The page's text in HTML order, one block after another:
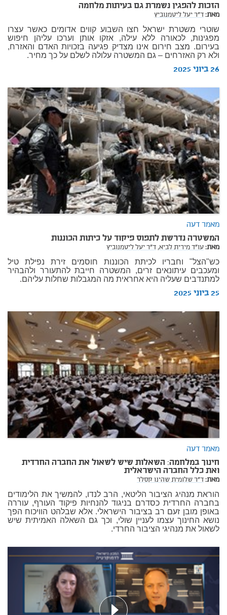
הזכות להפגין נשמרת גם בעיתות מלחמה
מאת:ד"ר יעל ליטמנוביץ
שוטרי משטרת ישראל חצו השבוע קווים אדומים כאשר עצרו
מפגינות, לכאורה ללא עילה, אזקו אותן וערכו עליהן חיפוש
בעירום. מצב חירום אינו מצדיק פגיעה בזכויות האדם והאזרח,
ולא רק האזרחים – גם המשטרה עלולה לשלם על כך מחיר.
26 ביוני 2025
מאמר דעה
המשטרה נדרשת לתפוס פיקוד על כיתות הכוננות
מאת:עו"ד מירית לביא,ד"ר יעל ליטמנוביץ
כש"הצל" וחבריו לכיתת הכוננות חוסמים זירת נפילת טיל
ומעכבים עיתונאים זרים, המשטרה חייבת להתעורר ולהבהיר
למתנדבים שעליה היא אחראית מה המגבלות שחלות עליהם.
25 ביוני 2025
מאמר דעה
חינוך במלחמה: השאלות שיש לשאול את החברה החרדית
ואת כלל החברה הישראלית
מאת:ד"ר שלומית שהינו קסלר
הוראת מנהיג הציבור הליטאי, הרב לנדו, להמשיך את הלימודים
בחברה החרדית כסדרם בניגוד להנחיות פיקוד העורף, עוררה
באופן מובן זעם רב בציבור הישראלי. אלא שבלהט הוויכוח הפך
נושא החינוך עצמו לעניין שולי, וכך גם השאלה האמיתית שיש
לשאול את מנהיגי הציבור החרדי.